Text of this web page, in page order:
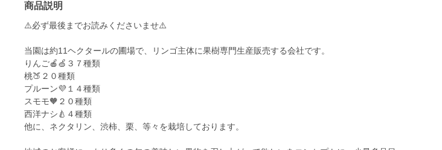
商品説明
⚠️必ず最後までお読みくださいませ⚠️
当園は約11ヘクタールの圃場で、リンゴ主体に果樹専門生産販売する会社です。
りんご🍎🍏３７種類
桃🍑２０種類
プルーン💜１４種類
スモモ🧡２０種類
西洋ナシ🍐４種類
他に、ネクタリン、渋柿、栗、等々を栽培しております。